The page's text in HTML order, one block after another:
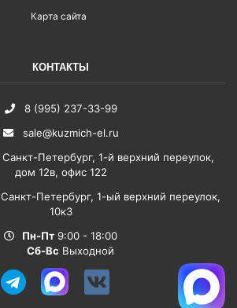
Карта сайта
КОНТАКТЫ
8 (995) 237-33-99
sale@kuzmich-el.ru
Санкт-Петербург, 1-й верхний переулок,
дом 12в, офис 122
Санкт-Петербург, 1-ый верхний переулок,
10к3
Пн-Пт 9:00 - 18:00
Сб-Вс Выходной